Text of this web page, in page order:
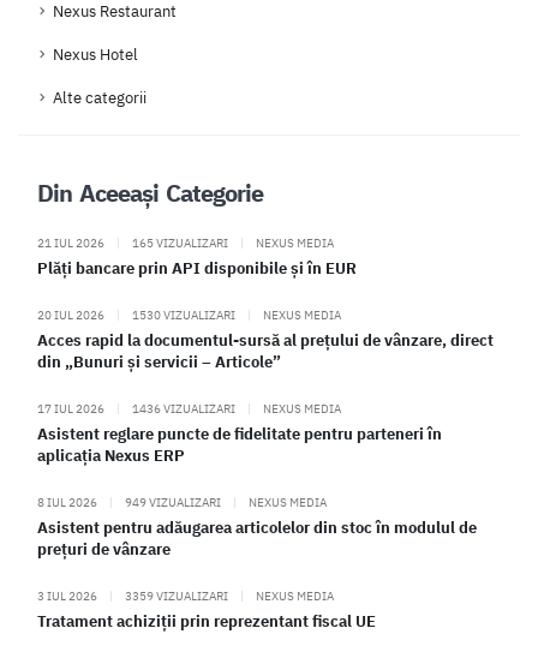
Nexus Restaurant
Nexus Hotel
Alte categorii
Din Aceeași Categorie
21 IUL 2026 | 165 VIZUALIZARI | NEXUS MEDIA
Plăți bancare prin API disponibile și în EUR
20 IUL 2026 | 1530 VIZUALIZARI | NEXUS MEDIA
Acces rapid la documentul-sursă al prețului de vânzare, direct
din „Bunuri și servicii – Articole”
17 IUL 2026 | 1436 VIZUALIZARI | NEXUS MEDIA
Asistent reglare puncte de fidelitate pentru parteneri în
aplicația Nexus ERP
8 IUL 2026 | 949 VIZUALIZARI | NEXUS MEDIA
Asistent pentru adăugarea articolelor din stoc în modulul de
prețuri de vânzare
3 IUL 2026 | 3359 VIZUALIZARI | NEXUS MEDIA
Tratament achiziții prin reprezentant fiscal UE